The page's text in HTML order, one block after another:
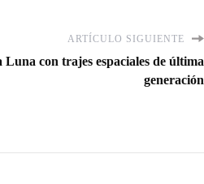
ARTÍCULO SIGUIENTE
con trajes espaciales de última
generación